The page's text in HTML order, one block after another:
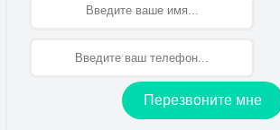
Перезвоните мне